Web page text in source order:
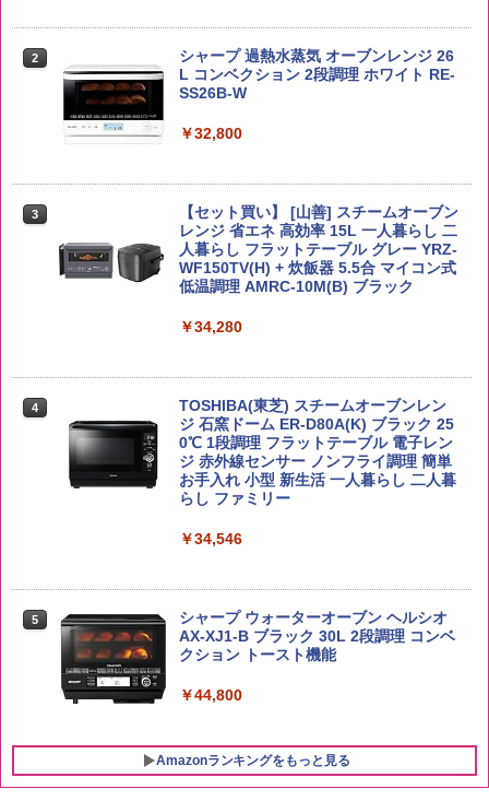
5kg 長野県産 令和7年産
￥3,980
【在庫処分価格】ももたろう印 無洗米 5
kg 業務用 お米マイスターブレンド
￥2,680
￥5,809
by Amazon あきたこまちブレンド 無洗
2
角瓶 2700ml サントリー ウイスキー ハ
イボール 大容量
3
角ハイボール 350ml×24本 サントリー ウ
イスキー ハイボール 缶
￥4,927
容量 4リットル
￥4,274
白州 Story of the Distillery 2026 化粧箱
￥19,860
麺 小腹 インスタント アウトドアにも ロ
ーリングストック 大人買い おやつカン
パニー
￥1,288
3
国分 tabete だし麺 千葉県産はまぐりだ
し 塩らーめん 108g×10袋 保存食 備蓄
￥2,323
らに塩分控えめ 78g×12個
￥3,248
ょうゆ 高たんぱく&低糖質 さらに塩分控
2
シャープ 過熱水蒸気 オーブンレンジ 26
L コンベクション 2段調理 ホワイト RE-
SS26B-W
￥32,800
3
【セット買い】 [山善] スチームオーブン
レンジ 省エネ 高効率 15L 一人暮らし 二
人暮らし フラットテーブル グレー YRZ-
WF150TV(H) + 炊飯器 5.5合 マイコン式
低温調理 AMRC-10M(B) ブラック
￥34,280
4
TOSHIBA(東芝) スチームオーブンレン
ジ 石窯ドーム ER-D80A(K) ブラック 25
0℃ 1段調理 フラットテーブル 電子レン
ジ 赤外線センサー ノンフライ調理 簡単
お手入れ 小型 新生活 一人暮らし 二人暮
らし ファミリー
￥34,546
5
シャープ ウォーターオーブン ヘルシオ
AX-XJ1-B ブラック 30L 2段調理 コンベ
クション トースト機能
￥44,800
Amazonランキングをもっと見る